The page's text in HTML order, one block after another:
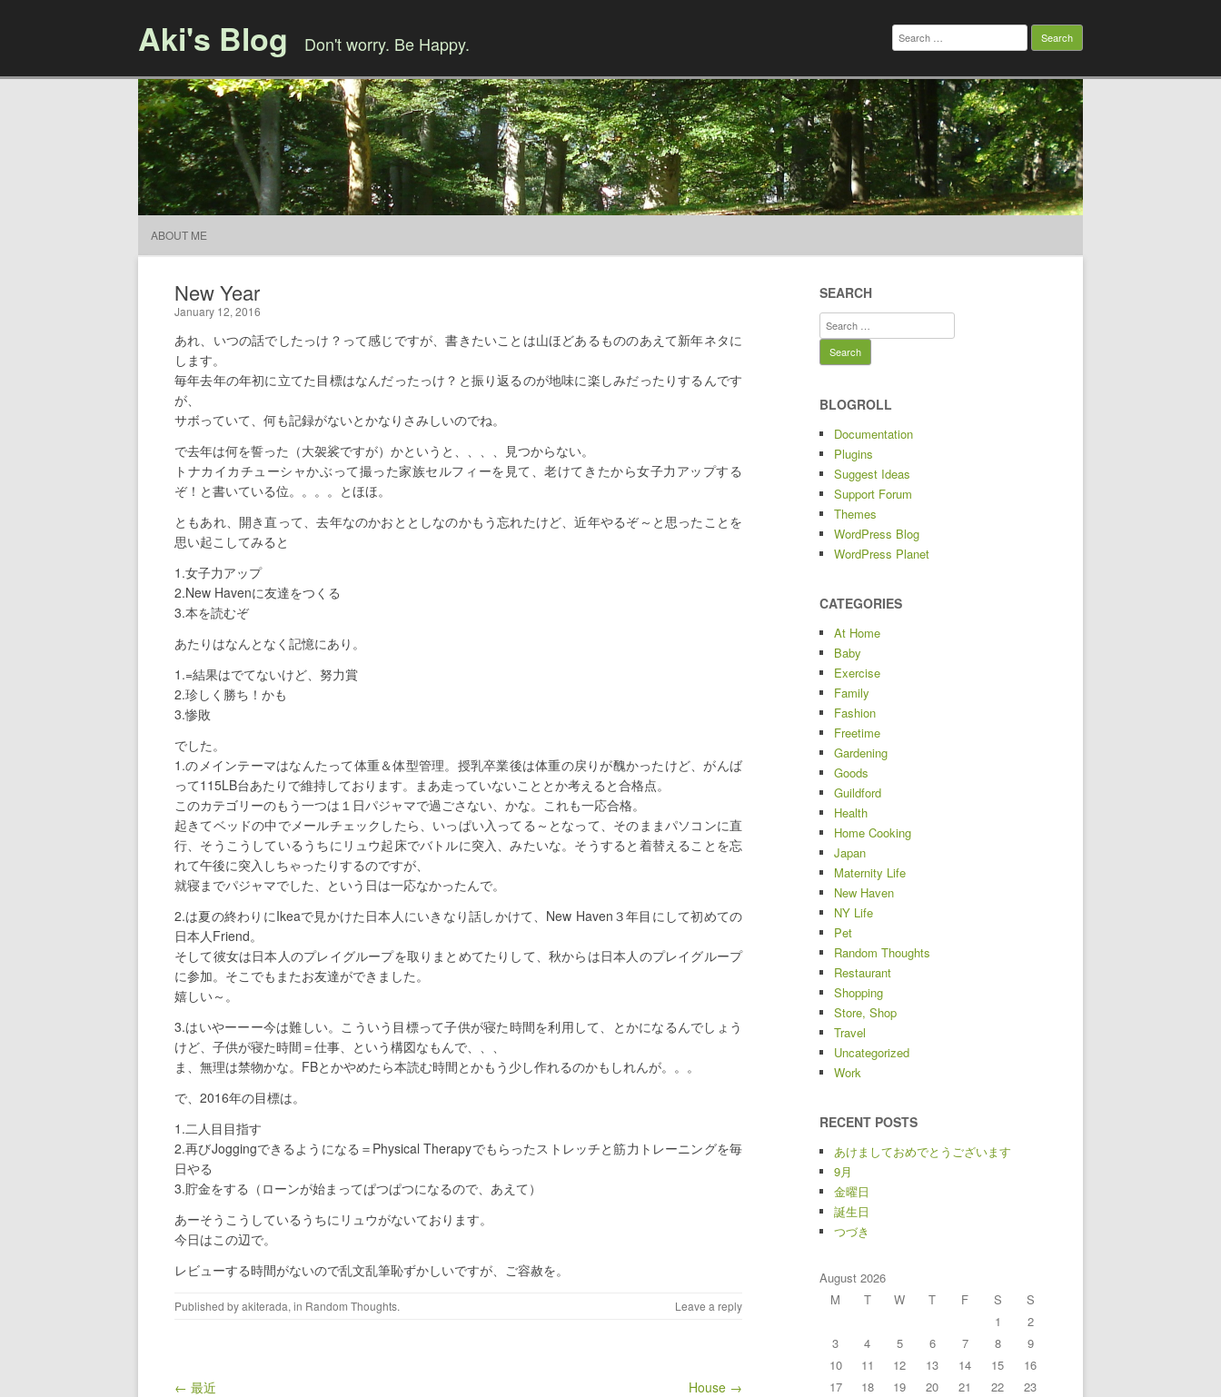
Aki's Blog Don't worry. Be Happy.
Search
for:
ABOUT ME
New Year
January 12, 2016
あれ、いつの話でしたっけ？って感じですが、書きたいことは山ほどあるもののあえて新年ネタに
します。
毎年去年の年初に立てた目標はなんだったっけ？と振り返るのが地味に楽しみだったりするんです
が、
サボっていて、何も記録がないとかなりさみしいのでね。
で去年は何を誓った（大袈裟ですが）かというと、、、、見つからない。
トナカイカチューシャかぶって撮った家族セルフィーを見て、老けてきたから女子力アップする
ぞ！と書いている位。。。。とほほ。
ともあれ、開き直って、去年なのかおととしなのかもう忘れたけど、近年やるぞ～と思ったことを
思い起こしてみると
1.女子力アップ
2.New Havenに友達をつくる
3.本を読むぞ
あたりはなんとなく記憶にあり。
1.=結果はでてないけど、努力賞
2.珍しく勝ち！かも
3.惨敗
でした。
1.のメインテーマはなんたって体重＆体型管理。授乳卒業後は体重の戻りが醜かったけど、がんば
って115LB台あたりで維持しております。まあ走っていないこととか考えると合格点。
このカテゴリーのもう一つは１日パジャマで過ごさない、かな。これも一応合格。
起きてベッドの中でメールチェックしたら、いっぱい入ってる～となって、そのままパソコンに直
行、そうこうしているうちにリュウ起床でバトルに突入、みたいな。そうすると着替えることを忘
れて午後に突入しちゃったりするのですが、
就寝までパジャマでした、という日は一応なかったんで。
2.は夏の終わりにIkeaで見かけた日本人にいきなり話しかけて、New Haven３年目にして初めての
日本人Friend。
そして彼女は日本人のプレイグループを取りまとめてたりして、秋からは日本人のプレイグループ
に参加。そこでもまたお友達ができました。
嬉しい～。
3.はいやーーー今は難しい。こういう目標って子供が寝た時間を利用して、とかになるんでしょう
けど、子供が寝た時間＝仕事、という構図なもんで、、、
ま、無理は禁物かな。FBとかやめたら本読む時間とかもう少し作れるのかもしれんが。。。
で、2016年の目標は。
1.二人目目指す
2.再びJoggingできるようになる＝Physical Therapyでもらったストレッチと筋力トレーニングを毎
日やる
3.貯金をする（ローンが始まってぱつぱつになるので、あえて）
あーそうこうしているうちにリュウがないております。
今日はこの辺で。
レビューする時間がないので乱文乱筆恥ずかしいですが、ご容赦を。
Published byakiterada, in Random Thoughts. Leave a reply
Post navigation
← 最近 House →
SEARCH
Search
for:
BLOGROLL
Documentation
Plugins
Suggest Ideas
Support Forum
Themes
WordPress Blog
WordPress Planet
CATEGORIES
At Home
Baby
Exercise
Family
Fashion
Freetime
Gardening
Goods
Guildford
Health
Home Cooking
Japan
Maternity Life
New Haven
NY Life
Pet
Random Thoughts
Restaurant
Shopping
Store, Shop
Travel
Uncategorized
Work
RECENT POSTS
あけましておめでとうございます
9月
金曜日
誕生日
つづき
August 2026
M
T W T F S
S
1
2
3
4 5 6 7 8
9
10
11 12 13 14 15
16
17
18 19 20 21 22
23